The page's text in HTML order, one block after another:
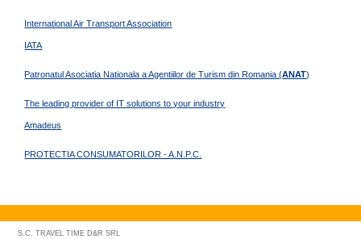
International Air Transport Association
IATA
Patronatul Asociatia Nationala a Agentiilor de Turism din Romania (ANAT)
The leading provider of IT solutions to your industry
Amadeus
PROTECTIA CONSUMATORILOR - A.N.P.C.
S.C. TRAVEL TIME D&R SRL